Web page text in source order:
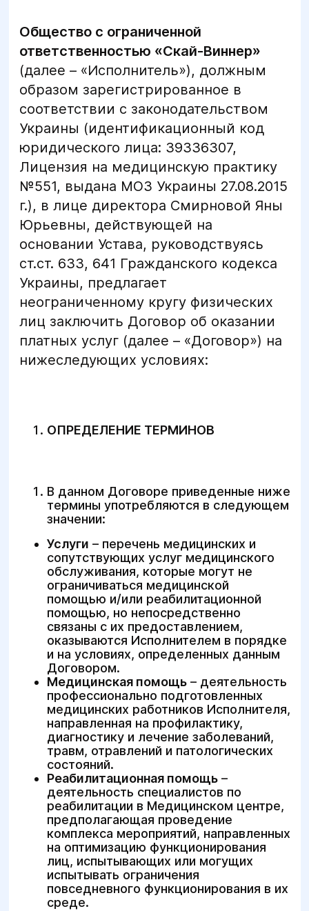
Общество с ограниченной
ответственностью «Скай-Виннер»
(далее – «Исполнитель»), должным
образом зарегистрированное в
соответствии с законодательством
Украины (идентификационный код
юридического лица: 39336307,
Лицензия на медицинскую практику
№551, выдана МОЗ Украины 27.08.2015
г.), в лице директора Смирновой Яны
Юрьевны, действующей на
основании Устава, руководствуясь
ст.ст. 633, 641 Гражданского кодекса
Украины, предлагает
неограниченному кругу физических
лиц заключить Договор об оказании
платных услуг (далее – «Договор») на
нижеследующих условиях:
ОПРЕДЕЛЕНИЕ ТЕРМИНОВ
В данном Договоре приведенные ниже
термины употребляются в следующем
значении:
Услуги – перечень медицинских и
сопутствующих услуг медицинского
обслуживания, которые могут не
ограничиваться медицинской
помощью и/или реабилитационной
помощью, но непосредственно
связаны с их предоставлением,
оказываются Исполнителем в порядке
и на условиях, определенных данным
Договором.
Медицинская помощь– деятельность
профессионально подготовленных
медицинских работников Исполнителя,
направленная на профилактику,
диагностику и лечение заболеваний,
травм, отравлений и патологических
состояний.
Реабилитационная помощь–
деятельность специалистов по
реабилитации в Медицинском центре,
предполагающая проведение
комплекса мероприятий, направленных
на оптимизацию функционирования
лиц, испытывающих или могущих
испытывать ограничения
повседневного функционирования в их
среде.